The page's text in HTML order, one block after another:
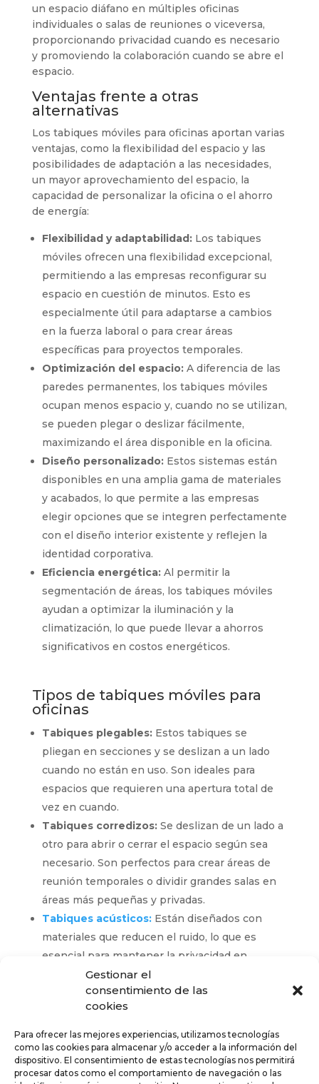
Gestionar el
consentimiento de las
cookies
Para ofrecer las mejores experiencias, utilizamos tecnologías
como las cookies para almacenar y/o acceder a la información del
dispositivo. El consentimiento de estas tecnologías nos permitirá
procesar datos como el comportamiento de navegación o las
un espacio diáfano en múltiples oficinas
individuales o salas de reuniones o viceversa,
proporcionando privacidad cuando es necesario
y promoviendo la colaboración cuando se abre el
espacio.
Ventajas frente a otras
alternativas
Los tabiques móviles para oficinas aportan varias
ventajas, como la flexibilidad del espacio y las
posibilidades de adaptación a las necesidades,
un mayor aprovechamiento del espacio, la
capacidad de personalizar la oficina o el ahorro
de energía:
Flexibilidad y adaptabilidad:Los tabiques
móviles ofrecen una flexibilidad excepcional,
permitiendo a las empresas reconfigurar su
espacio en cuestión de minutos. Esto es
especialmente útil para adaptarse a cambios
en la fuerza laboral o para crear áreas
específicas para proyectos temporales.
Optimización del espacio:A diferencia de las
paredes permanentes, los tabiques móviles
ocupan menos espacio y, cuando no se utilizan,
se pueden plegar o deslizar fácilmente,
maximizando el área disponible en la oficina.
Diseño personalizado:Estos sistemas están
disponibles en una amplia gama de materiales
y acabados, lo que permite a las empresas
elegir opciones que se integren perfectamente
con el diseño interior existente y reflejen la
identidad corporativa.
Eficiencia energética:Al permitir la
segmentación de áreas, los tabiques móviles
ayudan a optimizar la iluminación y la
climatización, lo que puede llevar a ahorros
significativos en costos energéticos.
Tipos de tabiques móviles para
oficinas
Tabiques plegables:Estos tabiques se
pliegan en secciones y se deslizan a un lado
cuando no están en uso. Son ideales para
espacios que requieren una apertura total de
vez en cuando.
Tabiques corredizos:Se deslizan de un lado a
otro para abrir o cerrar el espacio según sea
necesario. Son perfectos para crear áreas de
reunión temporales o dividir grandes salas en
áreas más pequeñas y privadas.
Tabiques acústicos: Están diseñados con
materiales que reducen el ruido, lo que es
esencial para mantener la privacidad en
oficinas abiertas y ruidosas. Estos son ideales
para entornos que requieren confidencialidad y
concentración.
Tabiques de vidrio:Ofrecen una sensación de
apertura y luminosidad, manteniendo al mismo
tiempo cierto nivel de privacidad. Son ideales